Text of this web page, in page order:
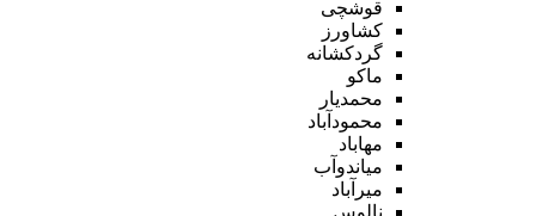
قوشچی
کشاورز
گردکشانه
ماکو
محمدیار
محمودآباد
مهاباد
میاندوآب
میرآباد
نالوس